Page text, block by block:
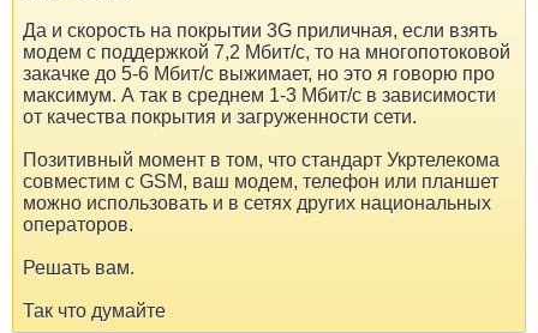
Да и скорость на покрытии 3G приличная, если взять
модем с поддержкой 7,2 Мбит/с, то на многопотоковой
закачке до 5-6 Мбит/с выжимает, но это я говорю про
максимум. А так в среднем 1-3 Мбит/с в зависимости
от качества покрытия и загруженности сети.
Позитивный момент в том, что стандарт Укртелекома
совместим с GSM, ваш модем, телефон или планшет
можно использовать и в сетях других национальных
операторов.
Решать вам.
Так что думайте